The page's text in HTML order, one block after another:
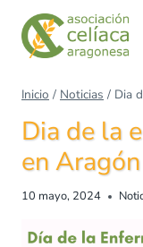
Inicio / Noticias / Dia
Dia de la
en Aragón
10 mayo, 2024